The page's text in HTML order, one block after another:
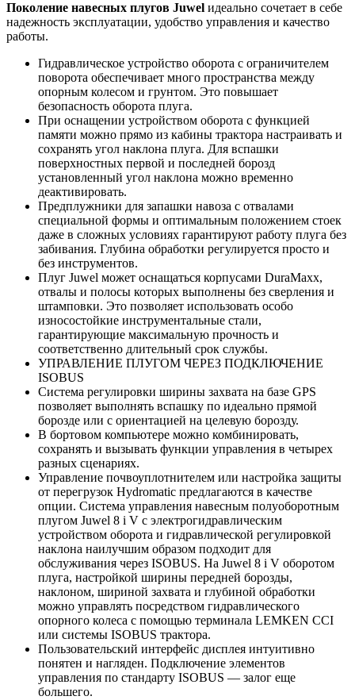
Поколение навесных плугов Juwel идеально сочетает в себе
надежность эксплуатации, удобство управления и качество
работы.
Гидравлическое устройство оборота с ограничителем
поворота обеспечивает много пространства между
опорным колесом и грунтом. Это повышает
безопасность оборота плуга.
При оснащении устройством оборота с функцией
памяти можно прямо из кабины трактора настраивать и
сохранять угол наклона плуга. Для вспашки
поверхностных первой и последней борозд
установленный угол наклона можно временно
деактивировать.
Предплужники для запашки навоза с отвалами
специальной формы и оптимальным положением стоек
даже в сложных условиях гарантируют работу плуга без
забивания. Глубина обработки регулируется просто и
без инструментов.
Плуг Juwel может оснащаться корпусами DuraMaxx,
отвалы и полосы которых выполнены без сверления и
штамповки. Это позволяет использовать особо
износостойкие инструментальные стали,
гарантирующие максимальную прочность и
соответственно длительный срок службы.
УПРАВЛЕНИЕ ПЛУГОМ ЧЕРЕЗ ПОДКЛЮЧЕНИЕ
ISOBUS
Система регулировки ширины захвата на базе GPS
позволяет выполнять вспашку по идеально прямой
борозде или с ориентацией на целевую борозду.
В бортовом компьютере можно комбинировать,
сохранять и вызывать функции управления в четырех
разных сценариях.
Управление почвоуплотнителем или настройка защиты
от перегрузок Hydromatic предлагаются в качестве
опции. Система управления навесным полуоборотным
плугом Juwel 8 i V с электрогидравлическим
устройством оборота и гидравлической регулировкой
наклона наилучшим образом подходит для
обслуживания через ISOBUS. На Juwel 8 i V оборотом
плуга, настройкой ширины передней борозды,
наклоном, шириной захвата и глубиной обработки
можно управлять посредством гидравлического
опорного колеса с помощью терминала LEMKEN CCI
или системы ISOBUS трактора.
Пользовательский интерфейс дисплея интуитивно
понятен и нагляден. Подключение элементов
управления по стандарту ISOBUS — залог еще
большего.